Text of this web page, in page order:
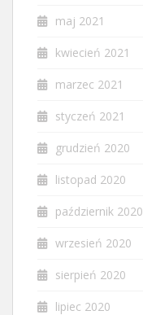
maj 2021
kwiecień 2021
marzec 2021
styczeń 2021
grudzień 2020
listopad 2020
październik 2020
wrzesień 2020
sierpień 2020
lipiec 2020